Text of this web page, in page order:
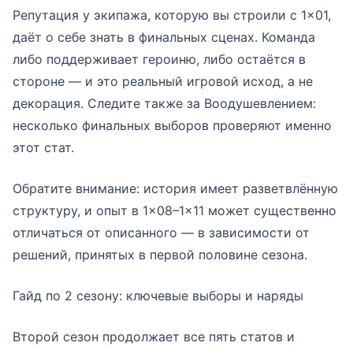
Репутация у экипажа, которую вы строили с 1×01,
даёт о себе знать в финальных сценах. Команда
либо поддерживает героиню, либо остаётся в
стороне — и это реальный игровой исход, а не
декорация. Следите также за Воодушевлением:
несколько финальных выборов проверяют именно
этот стат.
Обратите внимание: история имеет разветвлённую
структуру, и опыт в 1×08–1×11 может существенно
отличаться от описанного — в зависимости от
решений, принятых в первой половине сезона.
Гайд по 2 сезону: ключевые выборы и наряды
Второй сезон продолжает все пять статов и